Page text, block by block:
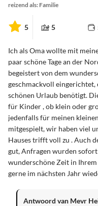
reizend als: Familie
5 5
Ich als Oma wollte mit
paar schöne Tage an der
begeistert von dem
geschmackvoll eingerichtet,
schönen Urlaub benötigt.
für Kinder , ob klein oder
jedenfalls für meinen
mitgespielt, wir haben viel
Hauses trifft voll zu . Auch
gut, Anfragen wurden
wunderschöne Zeit in
gerne im nächsten Jahr
Antwoord van Mevr